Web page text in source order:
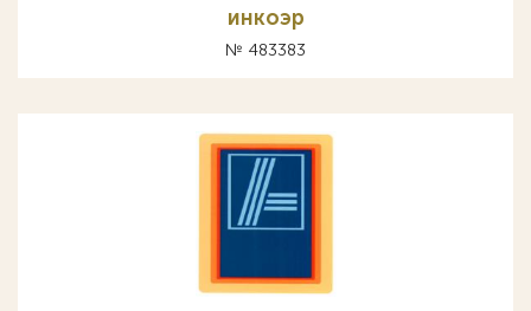
инкоэр
№ 483383